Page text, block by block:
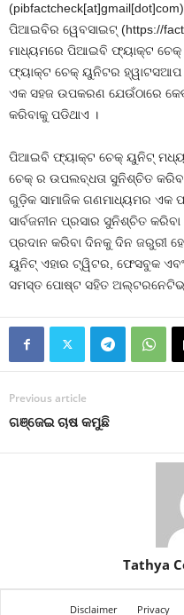
ପିଆଇବିର ୱେବସାଇଟ୍ (https://
ମାଧ୍ୟମରେ ପିଆଇବି ଫ୍ୟାକ୍ଟ ଚେକ୍
ଫ୍ୟାକ୍ଟ ଚେକ୍ ୟୁନିଟର
ଏକ ସହଜ ଉପକରଣ ଯେଉଁଠାରେ
କରିବାକୁ ପଡିଥାଏ ।
ପିଆଇବି ଫ୍ୟାକ୍ଟ ଚେକ୍ ୟୁନିଟ୍
ଚେକ୍ ର ଉପଲବ୍ଧତା ସୁନିଶ୍ଚିତ
ଗୁଡ଼ିକ ସାମାଜିକ ଗଣମାଧ୍ୟମର ଏକ
ସାର୍ବଜନୀନ ପ୍ରସାର ସୁନିଶ୍ଚିତ
ପ୍ରଦାନ କରିବା ଦିନକୁ ଦିନ ଜରୁରୀ
ୟୁନିଟ୍ ଏହାର ଟ୍ୱିଟର, ଫେସବୁକ
ସମସ୍ତ ପୋଷ୍ଟ ସହିତ ଅଲ୍ଟରନେଟିଭ୍‌
Previous article
ଗଞ୍ଜେଇ ଚାଷ କମୁଛି
Tathya
Disclaimer Privacy